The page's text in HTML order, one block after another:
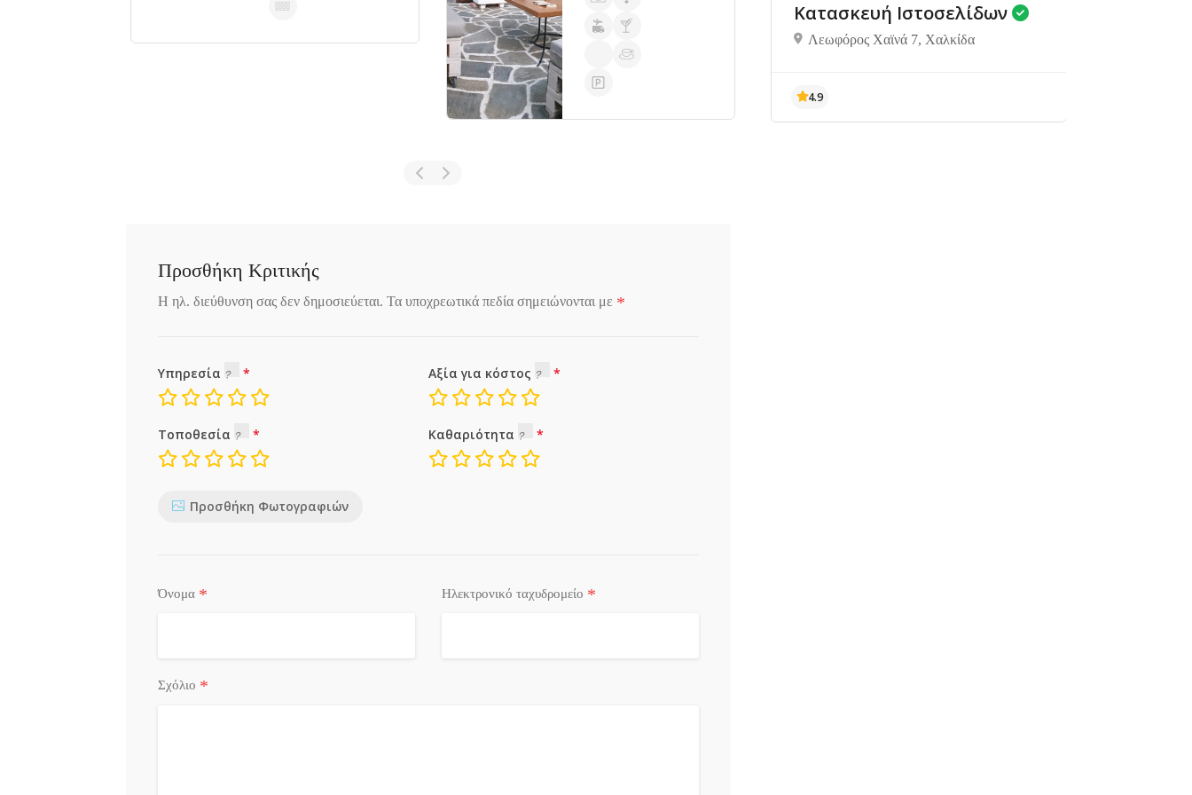
Κάρυστος, 340
01
Προσθήκη Κριτικής
Η ηλ. διεύθυνση σας δεν δημοσιεύεται. Τα υποχρεωτικά πεδία σημειώνονται με *
Υπηρεσία Αξία για κόστος
Τοποθεσία Καθαριότητα
Προσθήκη Φωτογραφιών
Όνομα * Ηλεκτρονικό ταχυδρομείο *
Σχόλιο *
Κατασκευή Ιστοσελίδων
Λεωφόρος Χαϊνά 7, Χαλκίδα